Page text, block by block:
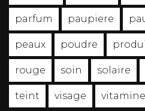
parfum paupiere
peaux poudre
rouge soin solaire
teint visage vitamine